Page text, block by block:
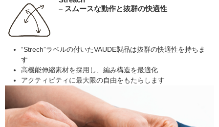
– スムースな動作と抜群の快適性
“Strech”ラベルの付いたVAUDE製品は抜群の快適性を持ちま
す
高機能伸縮素材を採用し、編み構造を最適化
アクティビティに最大限の自由をもたらします